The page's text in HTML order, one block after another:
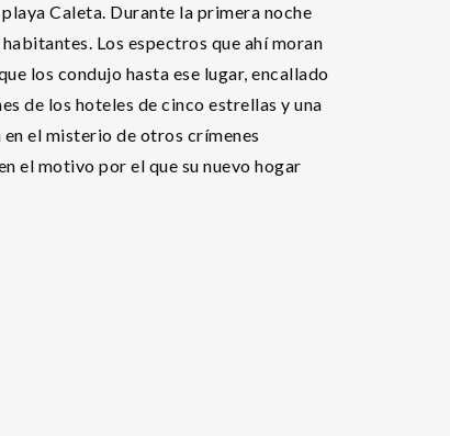
Caleta. Durante la primera noche
Los espectros que ahí moran
los condujo hasta ese lugar, encallado
de los hoteles de cinco estrellas y una
el misterio de otros crímenes
el motivo por el que su nuevo hogar